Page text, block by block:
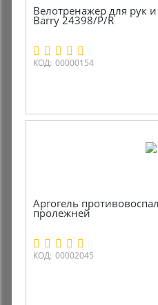
Велотренажер для рук
Barry 24398/P/R
КОД: 00000154
Аргогель
пролежней
КОД: 00002045